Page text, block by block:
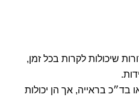
שיכולות לקרות בכל זמן,
בד״כ בראייה, אך הן יכולות